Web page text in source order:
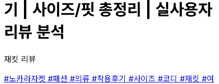
기 | 사이즈/핏 총정리 | 실사용자
리뷰 분석
재킷 리뷰
#노카라자켓 #패션 #의류 #착용후기 #사이즈 #코디 #재킷 #여